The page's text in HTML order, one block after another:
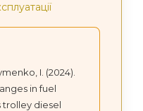
I. (2024).
in fuel
diesel